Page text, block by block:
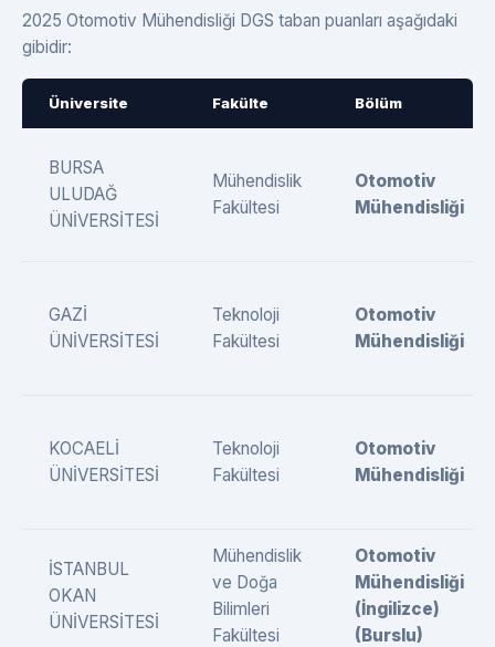
2025 Otomotiv Mühendisliği DGS taban puanları aşağıdaki
gibidir:
Üniversite Fakülte Bölüm
BURSA
ULUDAĞ
ÜNİVERSİTESİ
Mühendislik
Fakültesi
Otomotiv
Mühendisliği
GAZİ
ÜNİVERSİTESİ
Teknoloji
Fakültesi
Otomotiv
Mühendisliği
KOCAELİ
ÜNİVERSİTESİ
Teknoloji
Fakültesi
Otomotiv
Mühendisliği
İSTANBUL
OKAN
ÜNİVERSİTESİ
Mühendislik
ve Doğa
Bilimleri
Fakültesi
Otomotiv
Mühendisliği
(İngilizce)
(Burslu)